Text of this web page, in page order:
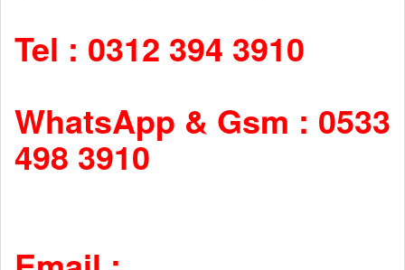
Tel : 0312 394 3910
WhatsApp & Gsm : 0533
498 3910